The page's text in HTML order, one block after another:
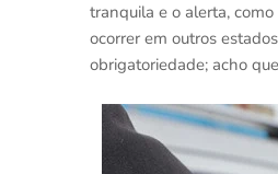
tranquila e o alerta,
ocorrer em outros
obrigatoriedade; acho